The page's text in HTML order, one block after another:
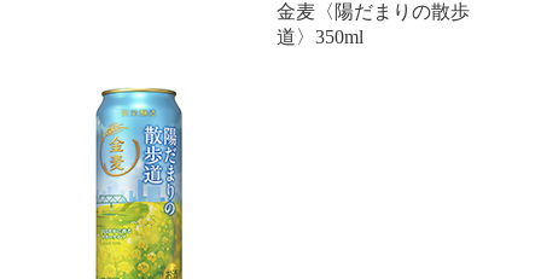
金麦〈陽だまりの散歩
道〉350ml